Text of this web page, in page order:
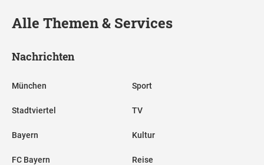
Alle Themen & Services
Nachrichten
München
Stadtviertel
Bayern
FC Bayern
Sport
TV
Kultur
Reise